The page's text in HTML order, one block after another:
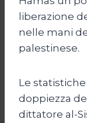
liberazione
nelle mani
palestinese.
Le
doppiezza
dittatore al-